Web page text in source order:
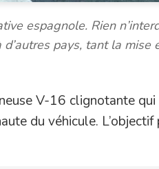
espagnole. Rien
pays, tant la mise
V-16 clignotante qui
du véhicule. L’objectif